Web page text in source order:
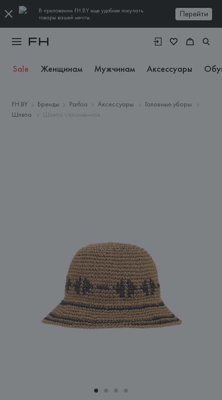
В приложении FH.BY еще удобнее покупать
товары вашей мечты
Перейти
Sale Женщинам Мужчинам Аксессуары
FH.BY Бренды Parfois Аксессуары
Головные уборы
Шляпа
Шляпа соломенная